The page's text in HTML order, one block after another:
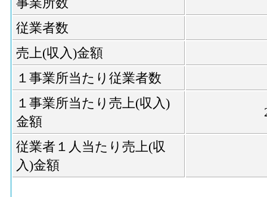
従業者数
売上(収入)金額
１事業所当たり従業者数
１事業所当たり売上(収入)
金額
従業者１人当たり売上(収
入)金額